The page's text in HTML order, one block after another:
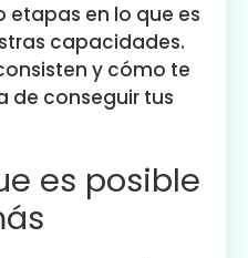
etapas en lo que es
capacidades.
y cómo te
de conseguir tus
es posible